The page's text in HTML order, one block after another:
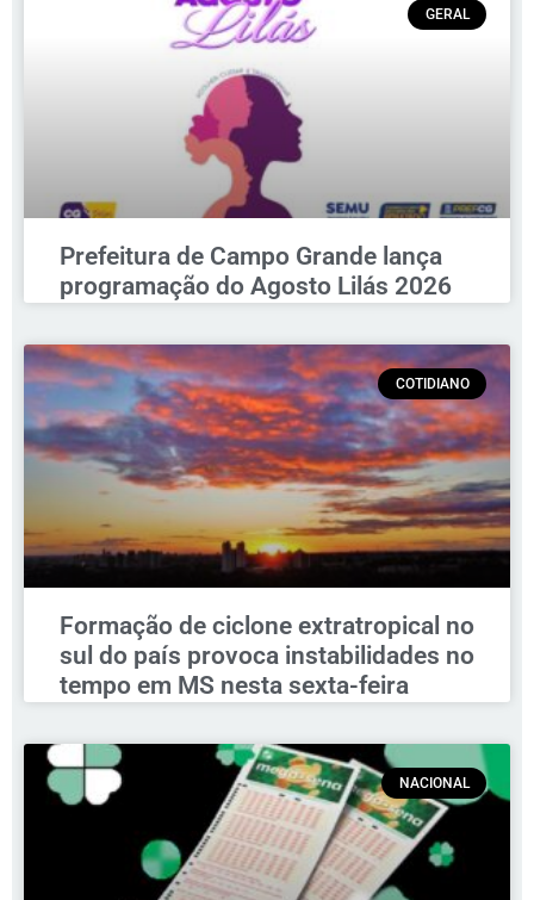
GERAL
Prefeitura de Campo Grande lança
programação do Agosto Lilás 2026
COTIDIANO
Formação de ciclone extratropical no
sul do país provoca instabilidades no
tempo em MS nesta sexta-feira
NACIONAL